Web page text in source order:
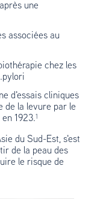
une
associées au
chez les
d'essais cliniques
de la levure par le
1923.¹
du Sud-Est, s'est
de la peau des
le risque de